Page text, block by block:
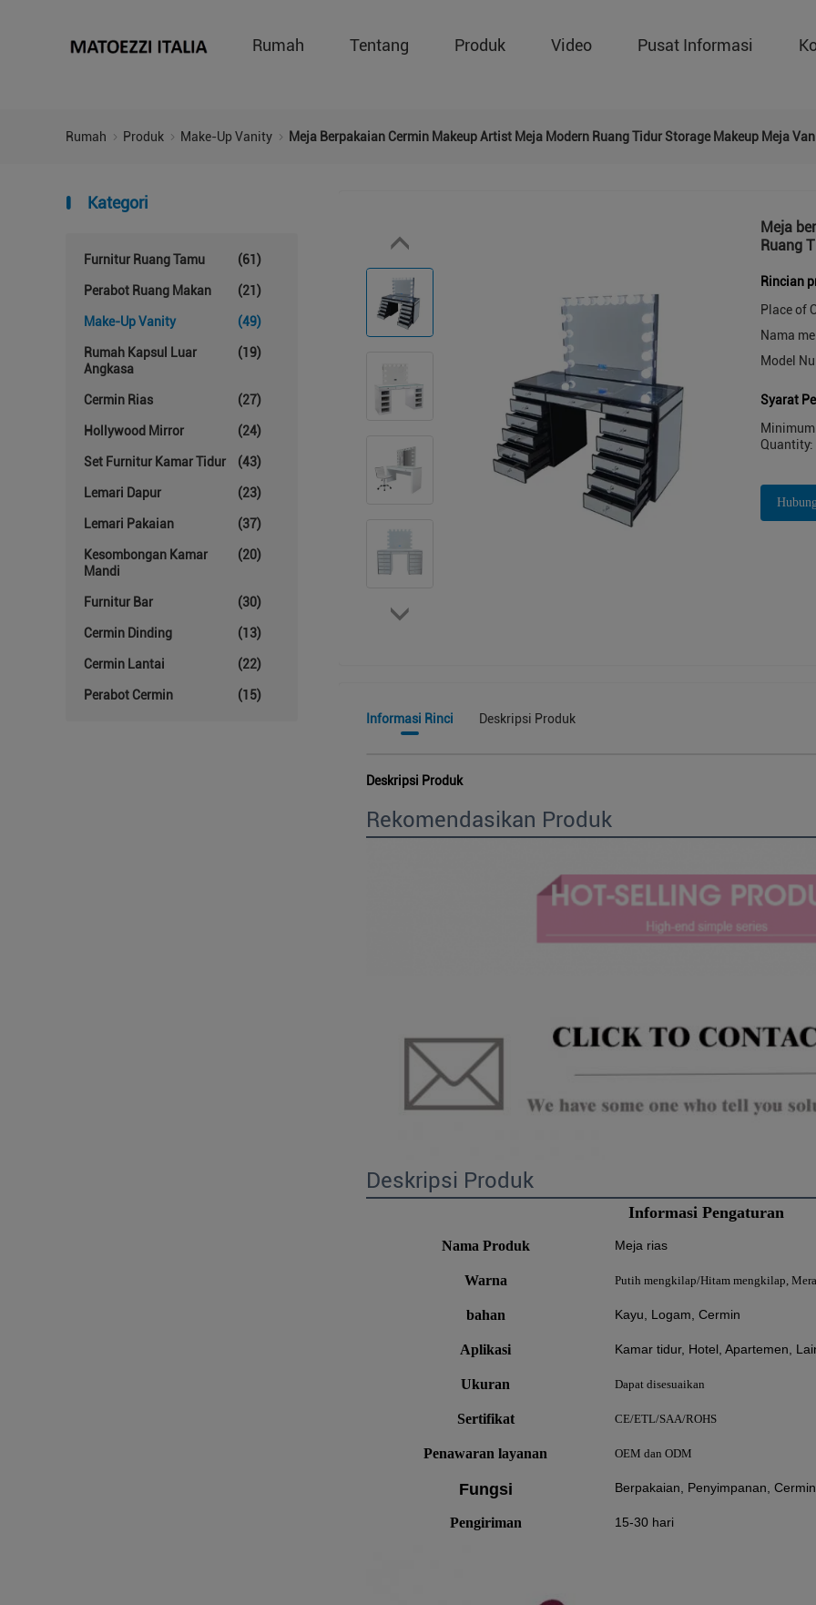
Rumah Tentang Produk Video Pusat Informasi
Rumah Produk Make-Up Vanity Meja Berpakaian Cermin Makeup Artist Meja Modern Ruang Tidur Storage Makeup Meja
Kategori
Furnitur Ruang Tamu (61)
Perabot Ruang Makan (21)
Make-Up Vanity (49)
Rumah Kapsul Luar
Angkasa
(19)
Cermin Rias (27)
Hollywood Mirror (24)
Set Furnitur Kamar Tidur (43)
Lemari Dapur (23)
Lemari Pakaian (37)
Kesombongan Kamar
Mandi
(20)
Furnitur Bar (30)
Cermin Dinding (13)
Cermin Lantai (22)
Perabot Cermin (15)
Meja
Ruang
Rincian
Place of
Nama
Model
Syarat
Quantity:
Informasi Rinci Deskripsi Produk
Deskripsi Produk
Rekomendasikan Produk
Deskripsi Produk
Informasi Pengaturan
Nama Produk Meja rias
Warna Putih mengkilap/Hitam mengkilap,
bahan Kayu, Logam, Cermin
Aplikasi Kamar tidur, Hotel, Apartemen,
Ukuran Dapat disesuaikan
Sertifikat CE/ETL/SAA/ROHS
Penawaran layanan OEM dan ODM
Fungsi Berpakaian, Penyimpanan, Cermin
Pengiriman 15-30 hari